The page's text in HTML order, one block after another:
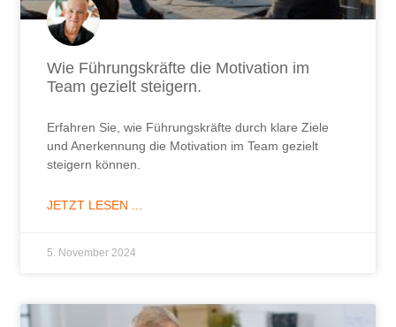
Wie Führungskräfte die Motivation im
Team gezielt steigern.
Erfahren Sie, wie Führungskräfte durch klare Ziele
und Anerkennung die Motivation im Team gezielt
steigern können.
JETZT LESEN ...
5. November 2024